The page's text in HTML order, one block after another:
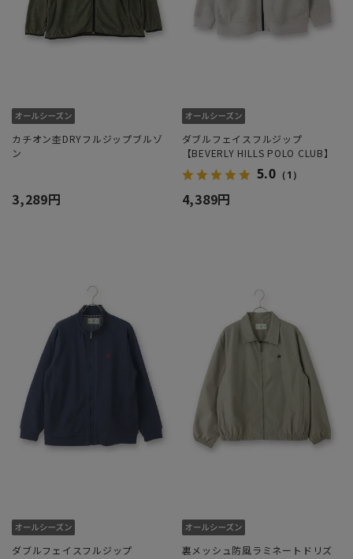
カチオン杢DRYフルジップブルゾ
ン
3,289円
ダブルフェイスフルジップ
【BEVERLY HILLS POLO CLUB】
5.0 （1）
4,389円
ダブルフェイスフルジップ
裏メッシュ防風ラミネートドリズ